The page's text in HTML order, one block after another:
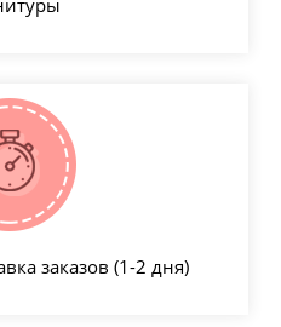
заказов (1-2 дня)